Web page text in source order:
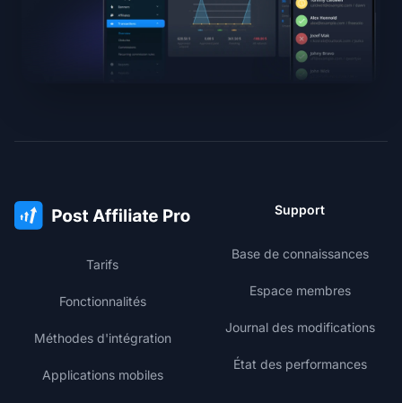
Tarifs
Fonctionnalités
Méthodes d'intégration
Applications mobiles
Support
Base de connaissances
Espace membres
Journal des modifications
État des performances